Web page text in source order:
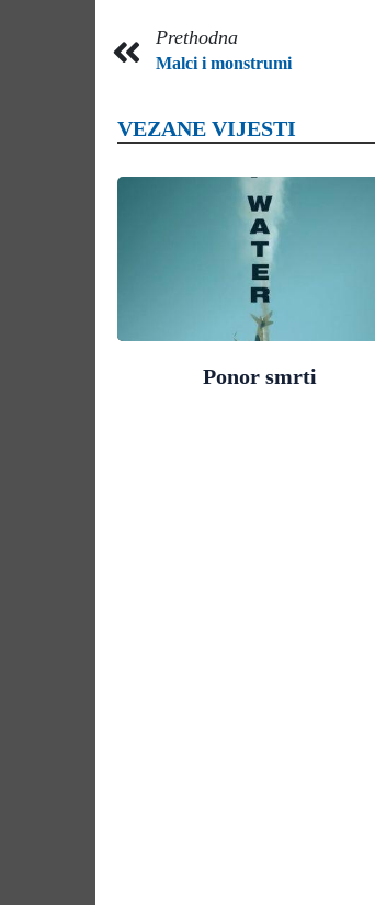
Prethodna
Malci i monstrumi
VEZANE VIJESTI
Ponor smrti